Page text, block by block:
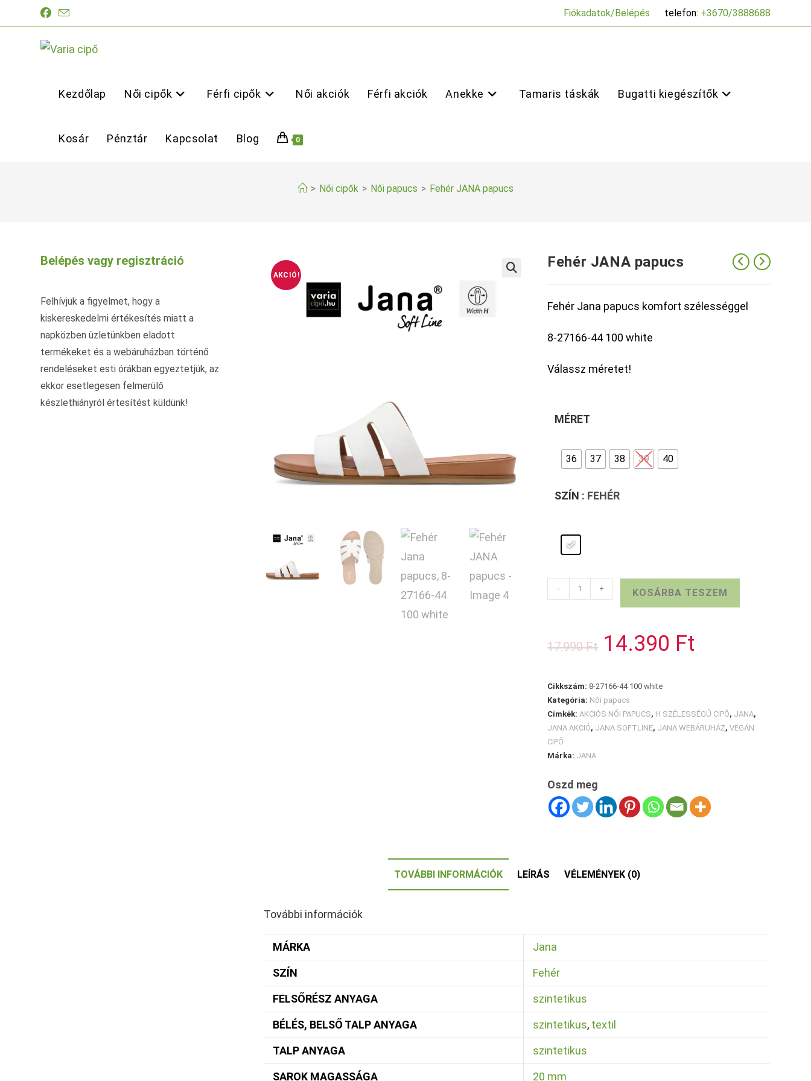
Fiókadatok/Belépés telefon: +3670/3888688
Kezdőlap Női cipők Férfi cipők Női akciók Férfi akciók Anekke Tamaris táskák Bugatti kiegészítők
Kosár Pénztár Kapcsolat Blog 0
> Női cipők > Női papucs > Fehér JANA papucs
AKCIÓ!
Fehér JANA papucs
Fehér Jana papucs komfort szélességgel
8-27166-44 100 white
Válassz méretet!
MÉRET
36 37 38 39 40
SZÍN : FEHÉR
JANA
- + KOSÁRBA TESZEM
17.990Ft
Original
price
was:
14.390 Ft
Cikkszám: 8-27166-44 100 white
Kategória: Női papucs
Címkék:AKCIÓS NŐI PAPUCS, H SZÉLESSÉGŰ CIPŐ, JANA,
JANA AKCIÓ, JANA SOFTLINE, JANA WEBÁRUHÁZ,VEGÁN
CIPŐ
Márka: JANA
Oszd meg
TOVÁBBI INFORMÁCIÓK LEÍRÁS VÉLEMÉNYEK (0)
További információk
MÁRKA Jana
SZÍN Fehér
FELSŐRÉSZ ANYAGA szintetikus
BÉLÉS, BELSŐ TALP ANYAGA szintetikus, textil
TALP ANYAGA szintetikus
SAROK MAGASSÁGA 20 mm
Belépés vagy regisztráció
Felhívjuk a figyelmet, hogy a
kiskereskedelmi értékesítés miatt a
napközben üzletünkben eladott
termékeket és a webáruházban történő
rendeléseket esti órákban egyeztetjük, az
ekkor esetlegesen felmerülő
készlethiányról értesítést küldünk!